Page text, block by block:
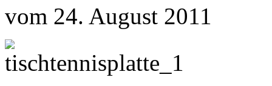
vom 24. August 2011